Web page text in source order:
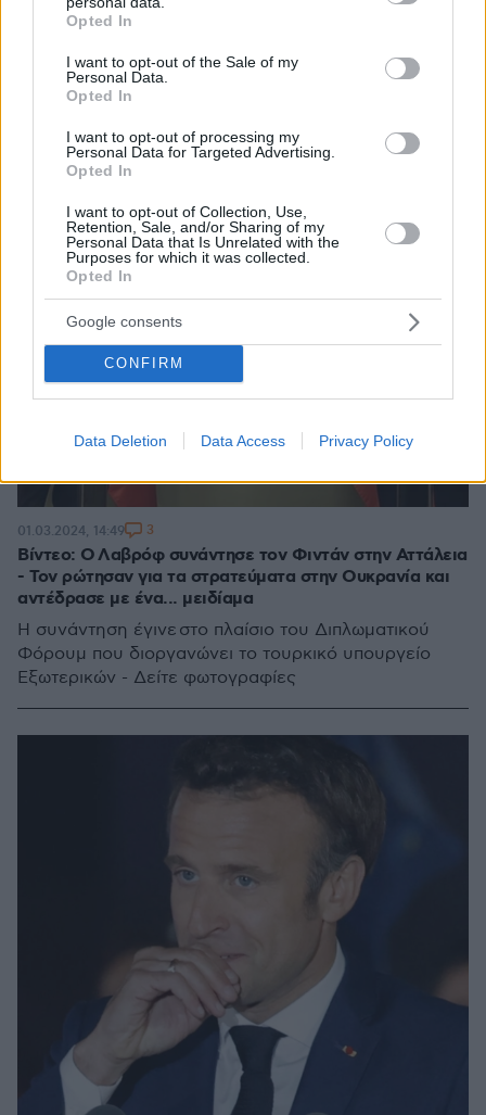
grant or deny consent to Google and its third-party tags to
use your data for below specified purposes in below Google
consent section.
Opted In
I want to opt-out of the Sale of my
Personal Data.
Opted In
I want to opt-out of processing my
Personal Data for Targeted Advertising.
Opted In
I want to opt-out of Collection, Use,
Retention, Sale, and/or Sharing of my
Personal Data that Is Unrelated with the
Purposes for which it was collected.
Opted In
Google consents
CONFIRM
Data Deletion Data Access Privacy Policy
Βίντεο: Ο Λαβρόφ συνάντησε τον Φιντάν στην Αττάλεια
- Τον ρώτησαν για τα στρατεύματα στην Ουκρανία και
αντέδρασε με ένα... μειδίαμα
Η συνάντηση έγινε στο πλαίσιο του Διπλωματικού
Φόρουμ που διοργανώνει το τουρκικό υπουργείο
Εξωτερικών - Δείτε φωτογραφίες
01.03.2024, 14:49 3